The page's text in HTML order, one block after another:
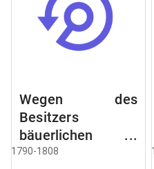
Wegen des
Besitzers
bäuerlichen
Grundstücke, den
1790-1808